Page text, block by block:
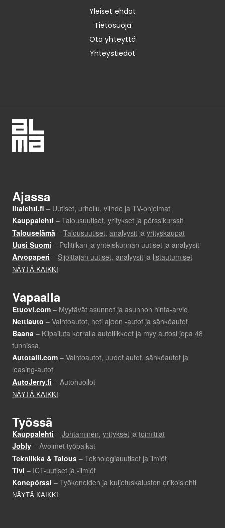
Yleiset ehdot
Tietosuoja
Ota yhteyttä
Yhteystiedot